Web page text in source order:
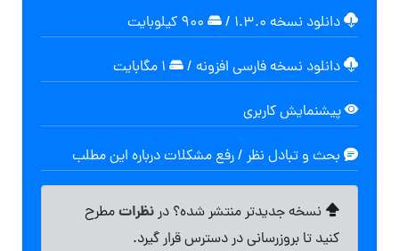
دانلود نسخه ۱.۳.۰ / ۹۰۰ کیلوبایت
دانلود نسخه فارسی افزونه/ ۱ مگابایت
پیشنمایش کاربری
بحث و تبادل نظر / رفع مشکلات درباره این مطلب
نسخه جدیدتر منتشر شده؟ درنظراتمطرح
کنید تا بروزرسانی در دسترس قرار گیرد.